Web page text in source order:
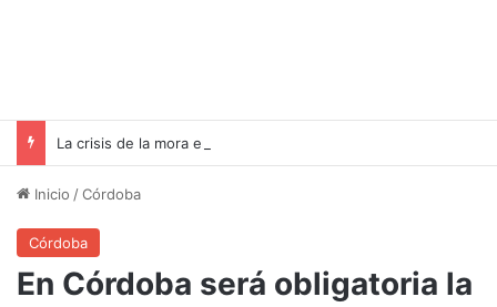
Inicio /Córdoba
Córdoba
En Córdoba será obligatoria la